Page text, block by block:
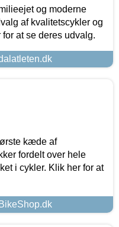
og moderne
af kvalitetscykler og
at se deres udvalg.
kæde af
fordelt over hele
i cykler. Klik her for at